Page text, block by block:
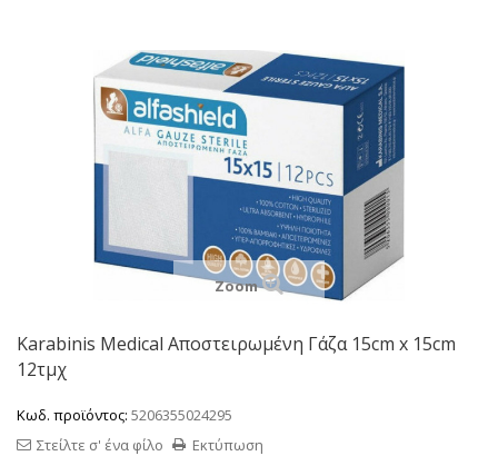
Zoom
Karabinis Medical Αποστειρωμένη Γάζα 15cm x 15cm
12τμχ
Κωδ. προϊόντος: 5206355024295
Εκτύπωση
Στείλτε σ' ένα φίλο